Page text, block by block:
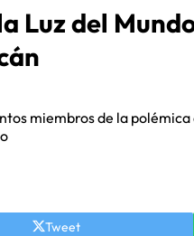
Luz del
miembros de la
Tweet